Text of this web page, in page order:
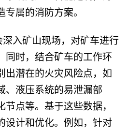
属的消防方案。
入矿山现场，对矿车进行
同时，结合矿车的工作环
出潜在的火灾风险点，如
、液压系统的易泄漏部
点等。基于这些数据，
设计和优化。例如，针对